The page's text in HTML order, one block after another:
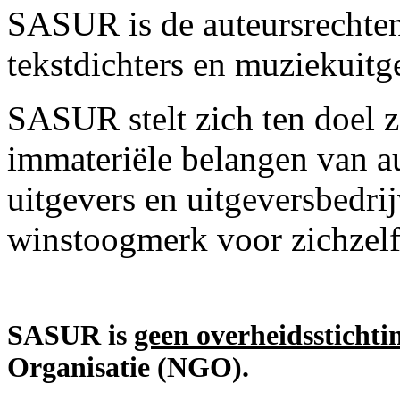
SASUR is de
tekstdichters en
SASUR stelt zich ten doel
immateriële belangen van
uitgevers en
winstoogmerk voor
SASUR is geen
Organisatie (NGO).